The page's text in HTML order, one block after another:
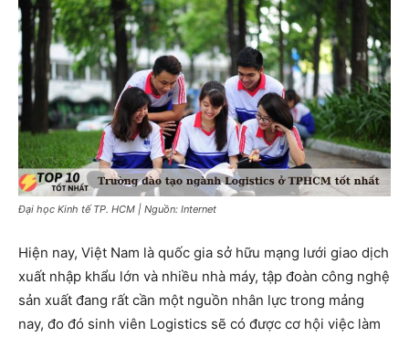
Đại học Kinh tế TP. HCM | Nguồn: Internet
Hiện nay, Việt Nam là quốc gia sở hữu mạng lưới giao dịch
xuất nhập khẩu lớn và nhiều nhà máy, tập đoàn công nghệ
sản xuất đang rất cần một nguồn nhân lực trong mảng
nay, đo đó sinh viên Logistics sẽ có được cơ hội việc làm